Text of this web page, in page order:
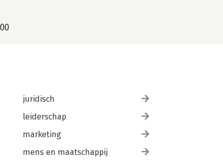
juridisch
leiderschap
marketing
mens en maatschappij